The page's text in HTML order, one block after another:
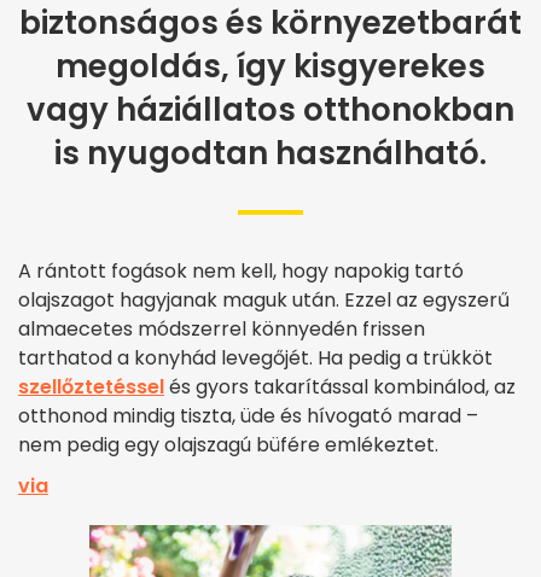
biztonságos és környezetbarát
megoldás, így kisgyerekes
vagy háziállatos otthonokban
is nyugodtan használható.
A rántott fogások nem kell, hogy napokig tartó
olajszagot hagyjanak maguk után. Ezzel az egyszerű
almaecetes módszerrel könnyedén frissen
tarthatod a konyhád levegőjét. Ha pedig a trükköt
szellőztetésselés gyors takarítással kombinálod, az
otthonod mindig tiszta, üde és hívogató marad –
nem pedig egy olajszagú büfére emlékeztet.
via